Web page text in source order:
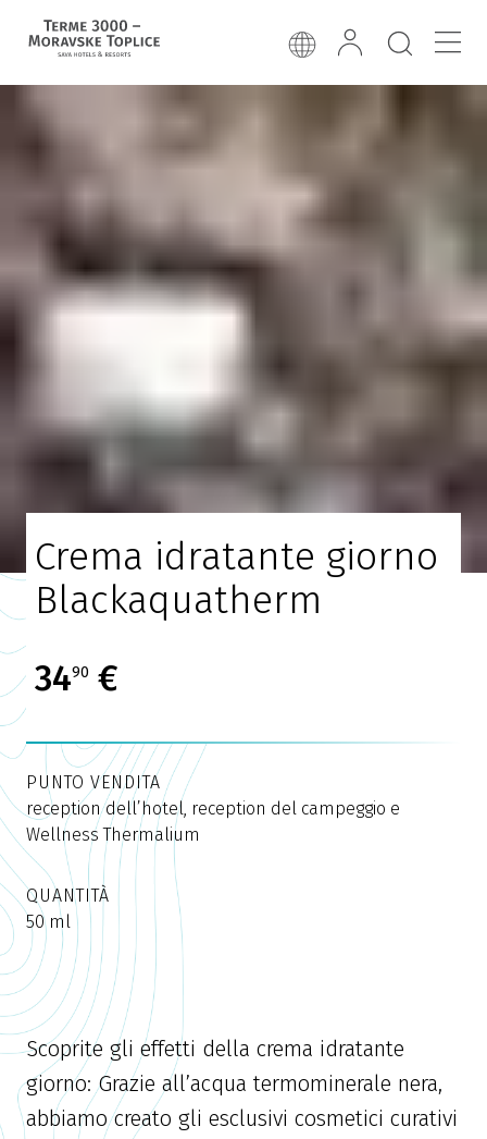
Crema idratante giorno
Blackaquatherm
3490 €
PUNTO VENDITA
reception dell’hotel, reception del campeggio e
Wellness Thermalium
QUANTITÀ
50 ml
Scoprite gli effetti della crema idratante
giorno: Grazie all’acqua termominerale nera,
abbiamo creato gli esclusivi cosmetici curativi